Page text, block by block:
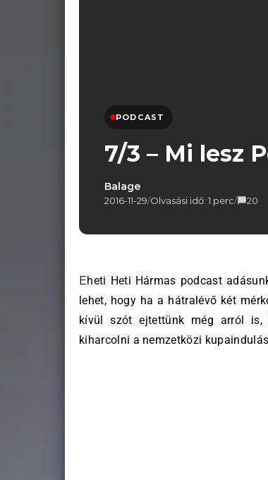
PODCAST
7/3 – Mi lesz
Balage
2016-11-29/Olvasási idő: 1 perc/ 20
Eheti Heti Hármas podcast adásunk egyik témája vezetőedzőnk, Leonel Pontes sorsa volt: könnyen
lehet, hogy ha a hátralévő két
kívül szót ejtettünk még arról is,
kiharcolni a nemzetközi